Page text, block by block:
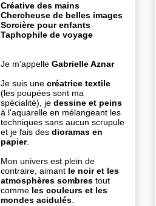
Créative des mains
Chercheuse de belles images
Sorcière pour enfants
Taphophile de voyage
Je m'appelle Gabrielle Aznar
Je suis une créatrice textile
(les poupées sont ma
spécialité), je dessine et peins
à l'aquarelle en mélangeant les
techniques sans aucun scrupule
et je fais des dioramas en
papier.
Mon univers est plein de
contraire, aimant le noir et les
atmosphères sombres tout
comme les couleurs et les
mondes acidulés